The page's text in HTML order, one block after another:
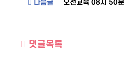
다음글
오전교육 08시 50분
댓글목록